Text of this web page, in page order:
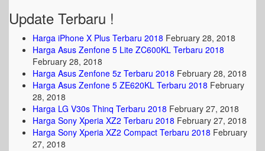
Update Terbaru !
Harga iPhone X Plus Terbaru 2018 February 28, 2018
Harga Asus Zenfone 5 Lite ZC600KL Terbaru 2018
February 28, 2018
Harga Asus Zenfone 5z Terbaru 2018 February 28, 2018
Harga Asus Zenfone 5 ZE620KL Terbaru 2018 February
28, 2018
Harga LG V30s Thinq Terbaru 2018 February 27, 2018
Harga Sony Xperia XZ2 Terbaru 2018 February 27, 2018
Harga Sony Xperia XZ2 Compact Terbaru 2018 February
27, 2018